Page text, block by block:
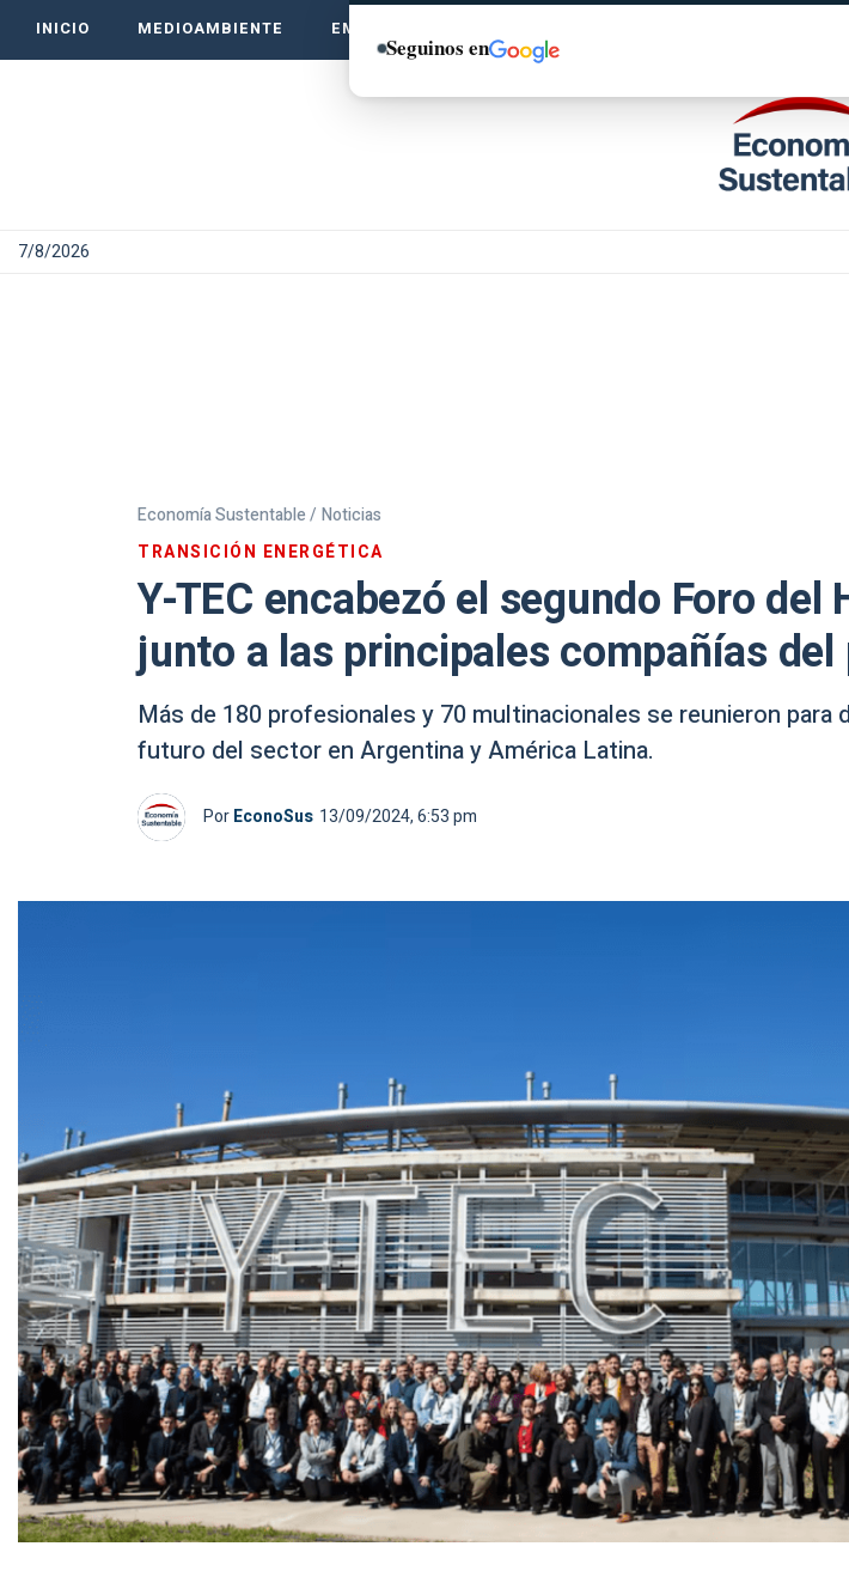
INICIO MEDIOAMBIENTE EMPRENDE VERDE
7/8/2026
Economía Sustentable / Noticias
TRANSICIÓN ENERGÉTICA
Y-TEC encabezó el segundo Foro del
junto a las principales compañías del
Más de 180 profesionales y 70 multinacionales se reunieron para
futuro del sector en Argentina y América Latina.
PorEconoSus 13/09/2024, 6:53 pm
Seguinos en